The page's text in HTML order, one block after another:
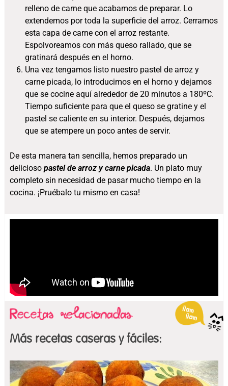
relleno de carne que acabamos de preparar. Lo
extendemos por toda la superficie del arroz. Cerramos
esta capa de carne con el arroz restante.
Espolvoreamos con más queso rallado, que se
gratinará después en el horno.
Una vez tengamos listo nuestro pastel de arroz y
carne picada, lo introducimos en el horno y dejamos
que se cocine aquí alrededor de 20 minutos a 180ºC.
Tiempo suficiente para que el queso se gratine y el
pastel se caliente en su interior. Después, dejamos
que se atempere un poco antes de servir.
De esta manera tan sencilla, hemos preparado un
delicioso pastel de arroz y carne picada. Un plato muy
completo sin necesidad de pasar mucho tiempo en la
cocina. ¡Pruébalo tu mismo en casa!
Más recetas caseras y fáciles: